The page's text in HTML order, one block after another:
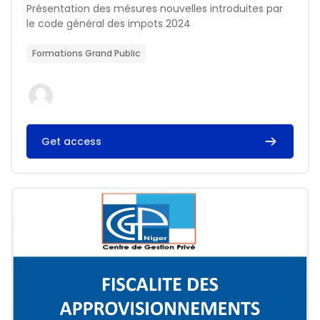
Résumé du cours :
Présentation des mésures nouvelles introduites par
le code général des impots 2024
Formations Grand Public
Get access
Image du cours FISCALITE DES APPROVISIONNEMENTS